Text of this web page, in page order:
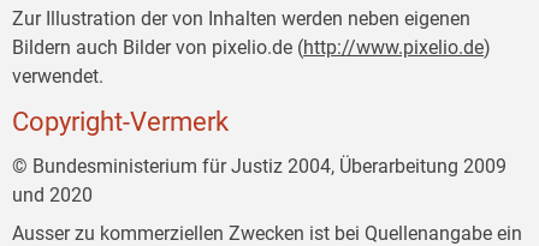
Zur Illustration der von Inhalten werden neben eigenen
Bildern auch Bilder von pixelio.de (http://www.pixelio.de)
verwendet.
Copyright-Vermerk
© Bundesministerium für Justiz 2004, Überarbeitung 2009
und 2020
Ausser zu kommerziellen Zwecken ist bei Quellenangabe ein